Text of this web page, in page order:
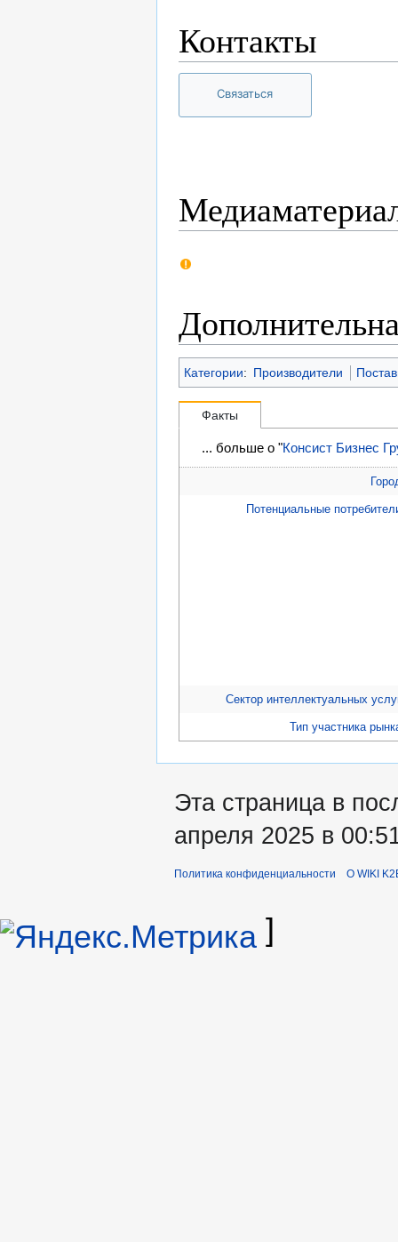
Контакты
Связаться
Категории: Производители
Факты
... больше о "Консист Бизнес
Потенциальные
Сектор интеллектуальных
Тип участника
Эта страница в
апреля 2025 в
Политика конфиденциальности О WIKI
]